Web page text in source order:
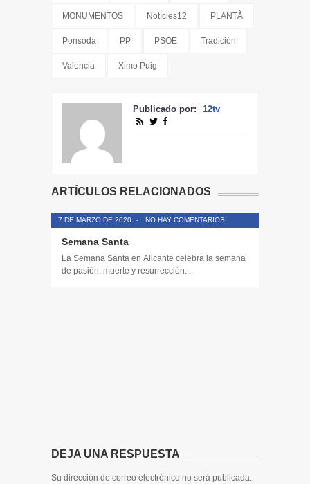
MONUMENTOS Notícies12 PLANTÀ
Ponsoda PP PSOE Tradición
Valencia Ximo Puig
Publicado por: 12tv
ARTÍCULOS RELACIONADOS
7 DE MARZO DE 2020 - NO HAY COMENTARIOS
Semana Santa
La Semana Santa en Alicante celebra la semana
de pasión, muerte y resurrección...
DEJA UNA RESPUESTA
Su dirección de correo electrónico no será publicada.